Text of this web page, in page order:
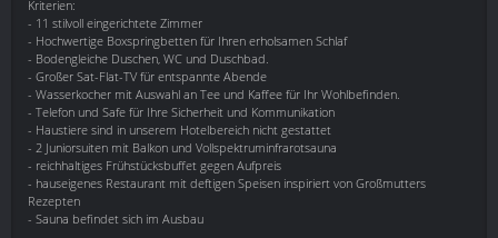
Kriterien:
- 11 stilvoll eingerichtete Zimmer
- Hochwertige Boxspringbetten für Ihren erholsamen Schlaf
- Bodengleiche Duschen, WC und Duschbad.
- Großer Sat-Flat-TV für entspannte Abende
- Wasserkocher mit Auswahl an Tee und Kaffee für Ihr Wohlbefinden.
- Telefon und Safe für Ihre Sicherheit und Kommunikation
- Haustiere sind in unserem Hotelbereich nicht gestattet
- 2 Juniorsuiten mit Balkon und Vollspektruminfrarotsauna
- reichhaltiges Frühstücksbuffet gegen Aufpreis
- hauseigenes Restaurant mit deftigen Speisen inspiriert von Großmutters
Rezepten
- Sauna befindet sich im Ausbau